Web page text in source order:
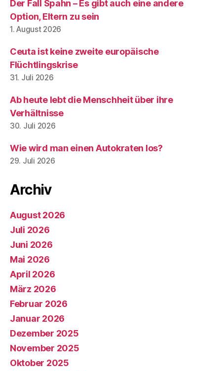
Der Fall Spahn – Es gibt auch eine andere
Option, Eltern zu sein
1. August 2026
Ceuta ist keine zweite europäische
Flüchtlingskrise
31. Juli 2026
Ab heute lebt die Menschheit über ihre
Verhältnisse
30. Juli 2026
Wie wird man einen Autokraten los?
29. Juli 2026
Archiv
August 2026
Juli 2026
Juni 2026
Mai 2026
April 2026
März 2026
Februar 2026
Januar 2026
Dezember 2025
November 2025
Oktober 2025